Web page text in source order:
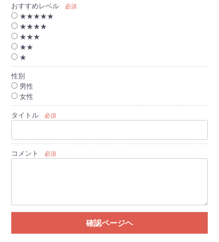
おすすめレベル 必須
★★★★★
★★★★
★★★
★★
★
性別
男性
女性
タイトル
必須
コメント 必須
確認ページヘ